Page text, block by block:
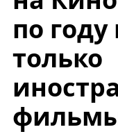
по
только